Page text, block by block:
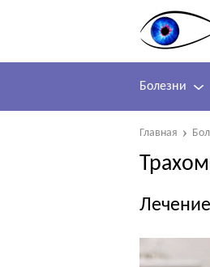
Болезни
Главная
Лечение